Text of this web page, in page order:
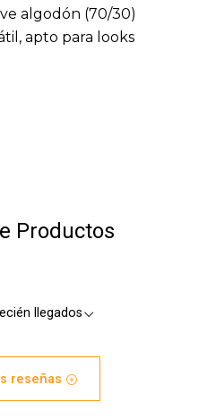
algodón (70/30)
apto para looks
Productos
llegados
reseñas